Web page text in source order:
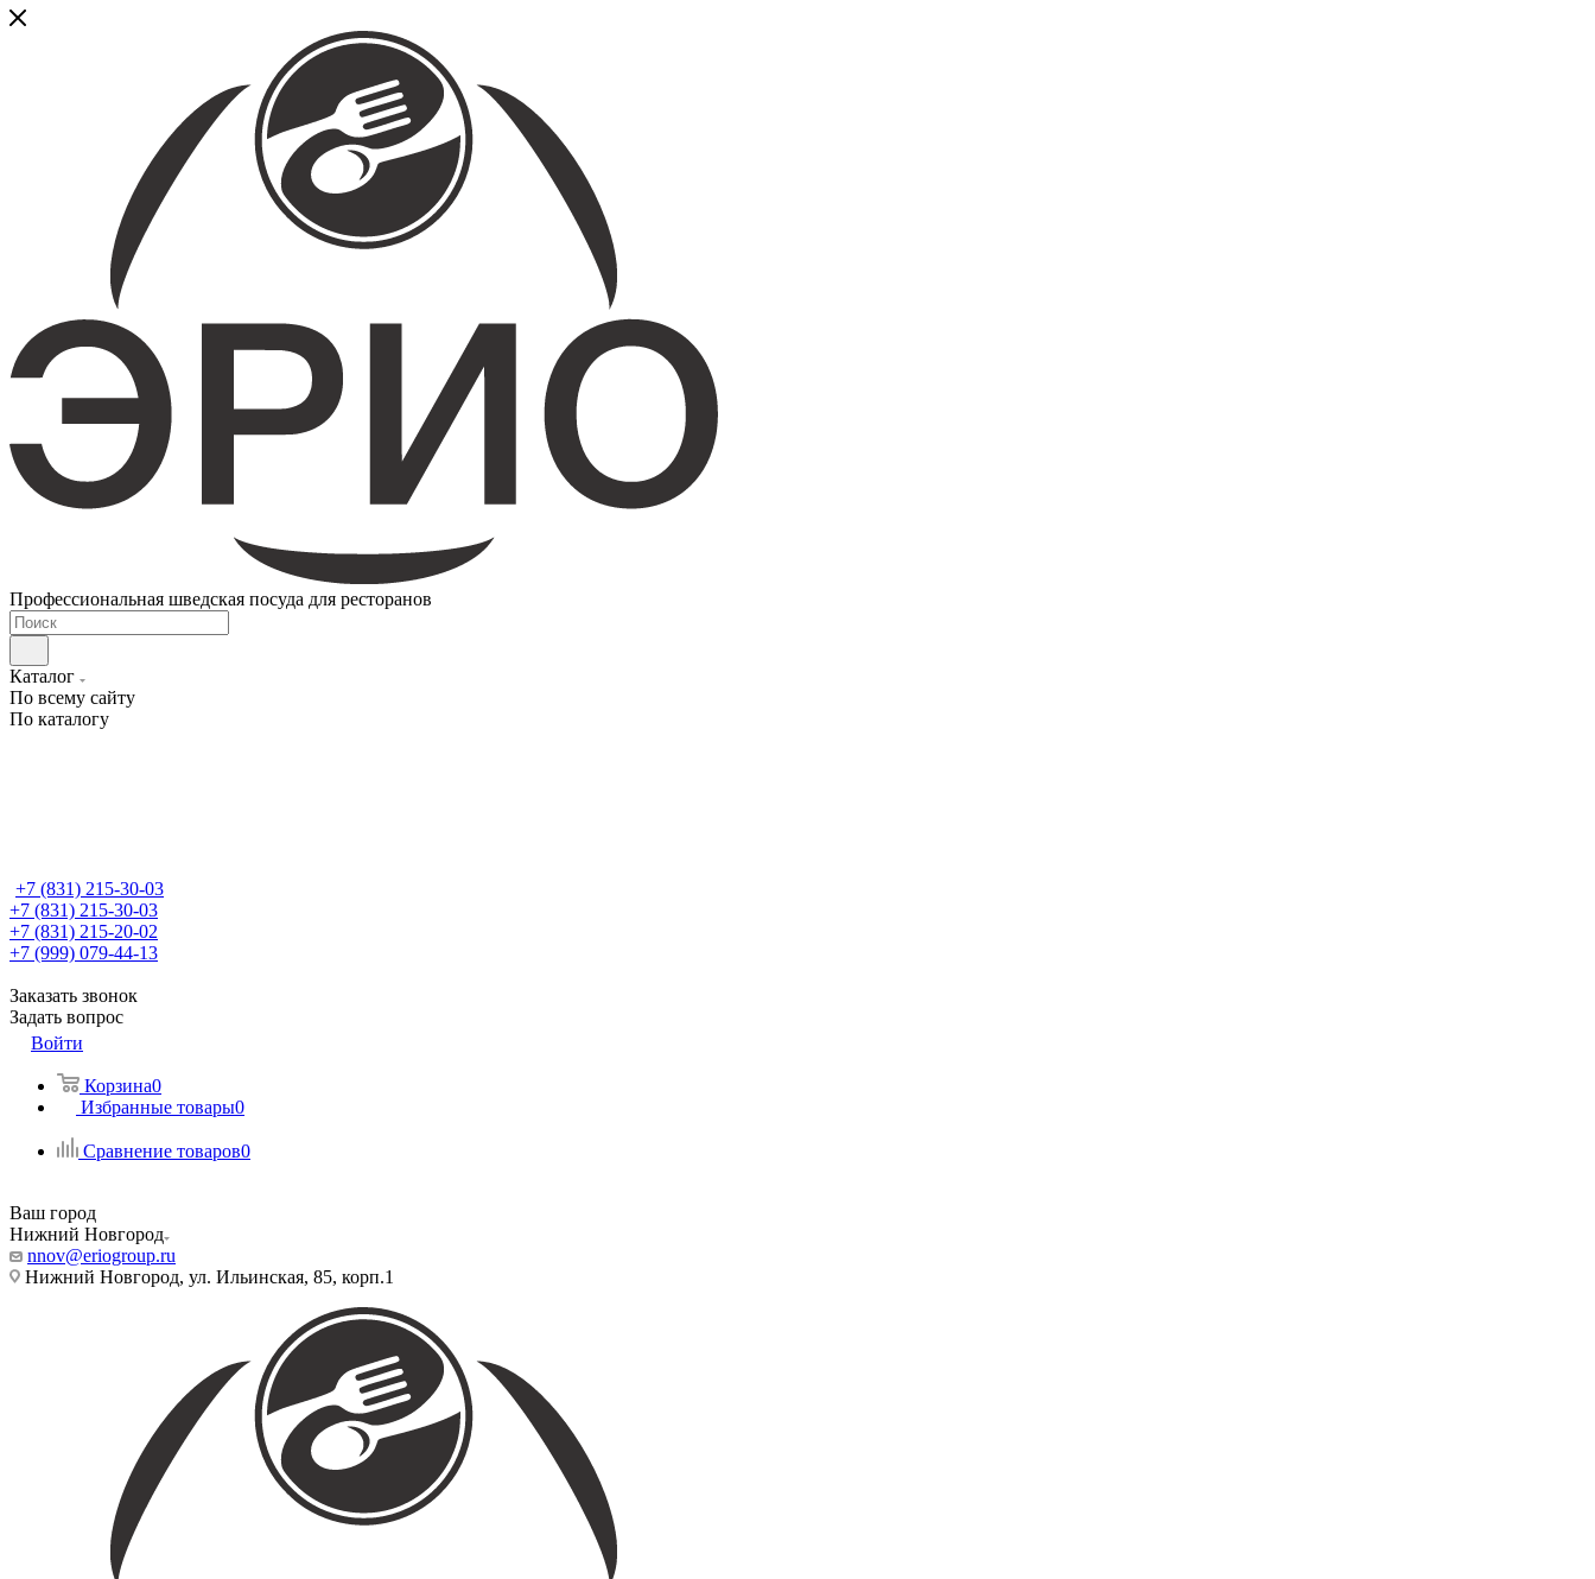
Профессиональная шведская посуда для ресторанов
Каталог
По всему сайту
По каталогу
+7 (831) 215-30-03
+7 (831) 215-30-03
+7 (831) 215-20-02
+7 (999) 079-44-13
Заказать звонок
Задать вопрос
Войти
Корзина0
Избранные товары0
Сравнение товаров0
Ваш город
Нижний Новгород
nnov@eriogroup.ru
Нижний Новгород, ул. Ильинская, 85, корп.1